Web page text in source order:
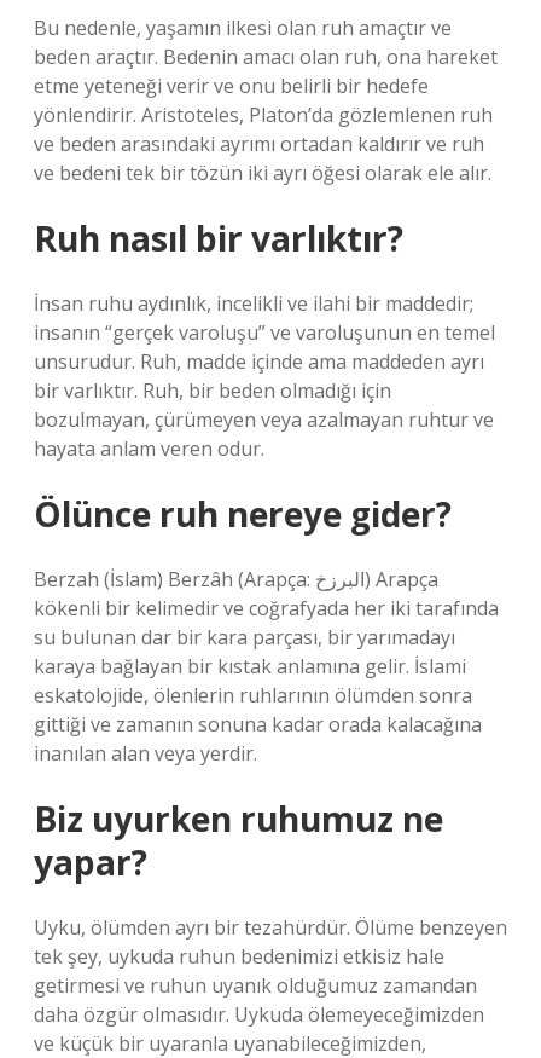
Bu nedenle, yaşamın ilkesi olan ruh amaçtır ve
beden araçtır. Bedenin amacı olan ruh, ona hareket
etme yeteneği verir ve onu belirli bir hedefe
yönlendirir. Aristoteles, Platon’da gözlemlenen ruh
ve beden arasındaki ayrımı ortadan kaldırır ve ruh
ve bedeni tek bir tözün iki ayrı öğesi olarak ele alır.
Ruh nasıl bir varlıktır?
İnsan ruhu aydınlık, incelikli ve ilahi bir maddedir;
insanın “gerçek varoluşu” ve varoluşunun en temel
unsurudur. Ruh, madde içinde ama maddeden ayrı
bir varlıktır. Ruh, bir beden olmadığı için
bozulmayan, çürümeyen veya azalmayan ruhtur ve
hayata anlam veren odur.
Ölünce ruh nereye gider?
Berzah (İslam) Berzâh (Arapça: البرزخ) Arapça
kökenli bir kelimedir ve coğrafyada her iki tarafında
su bulunan dar bir kara parçası, bir yarımadayı
karaya bağlayan bir kıstak anlamına gelir. İslami
eskatolojide, ölenlerin ruhlarının ölümden sonra
gittiği ve zamanın sonuna kadar orada kalacağına
inanılan alan veya yerdir.
Biz uyurken ruhumuz ne
yapar?
Uyku, ölümden ayrı bir tezahürdür. Ölüme benzeyen
tek şey, uykuda ruhun bedenimizi etkisiz hale
getirmesi ve ruhun uyanık olduğumuz zamandan
daha özgür olmasıdır. Uykuda ölemeyeceğimizden
ve küçük bir uyaranla uyanabileceğimizden,